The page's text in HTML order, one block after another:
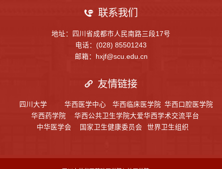
联系我们
地址：四川省成都市人民南路三段17号
电话：(028) 85501243
邮箱：hxjf@scu.edu.cn
友情链接
四川大学 华西医学中心 华西临床医学院 华西口腔医学院
华西药学院
华西公共卫生学院大爱华西学术交流平台
中华医学会
国家卫生健康委员会 世界卫生组织